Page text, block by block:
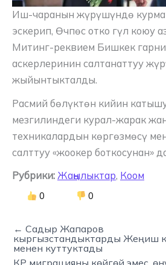
Иш-чаранын жүрүшүндө
эскерип, Өчпөс отко гүл коюу
Митинг-реквием Бишкек
аскерлеринин салтанаттуу
жыйынтыкталды.
Расмий бөлүктөн кийин
мезгилиндеги курал-жарак
техникалардын көргөзмөсү
салттуу «жоокер боткосунан»
Рубрики: Жаңылыктар, Коом
0 0
← Садыр Жапаров
кыргызстандыктарды Жеңиш
менен куттуктады